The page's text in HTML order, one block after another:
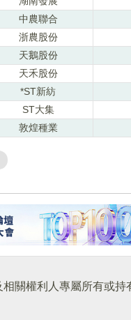
中農聯合
浙農股份
天鵝股份
天禾股份
*ST新紡
ST大集
敦煌種業
關權利人專屬所有或持